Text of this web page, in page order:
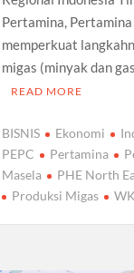
Pertamina, Pertamina
memperkuat
migas (minyak dan
READ MORE
BISNIS Ekonomi
PEPC
Pertamina
Masela
PHE North
Produksi Migas